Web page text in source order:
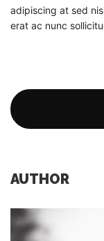
adipiscing at sed
erat ac nunc
AUTHOR